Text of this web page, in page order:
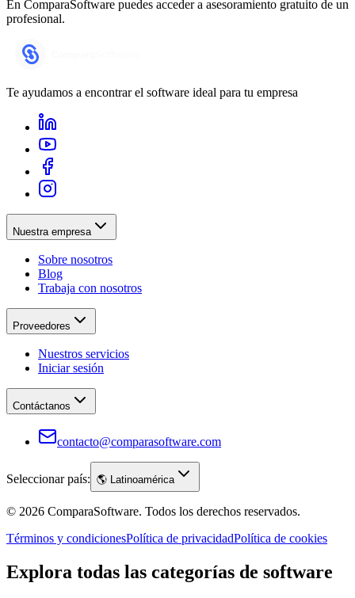
En ComparaSoftware puedes acceder a asesoramiento gratuito de un
profesional.
Te ayudamos a encontrar el software ideal para tu empresa
Nuestra empresa
Sobre nosotros
Blog
Trabaja con nosotros
Proveedores
Nuestros servicios
Iniciar sesión
Contáctanos
contacto@comparasoftware.com
Seleccionar país: 🌎 Latinoamérica
© 2026 ComparaSoftware. Todos los derechos reservados.
Términos y condicionesPolítica de privacidadPolítica de cookies
Explora todas las categorías de software